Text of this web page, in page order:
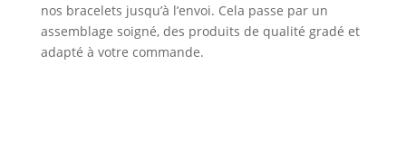
nos bracelets jusqu’à l’envoi. Cela passe par un
assemblage soigné, des produits de qualité gradé et
adapté à votre commande.